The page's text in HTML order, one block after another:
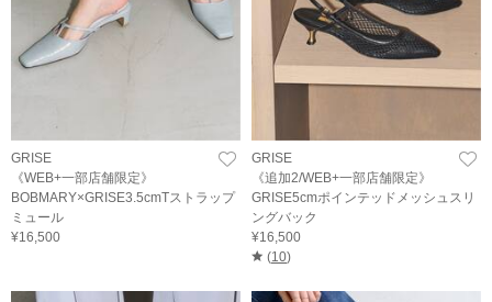
GRISE
《WEB+一部店舗限定》
BOBMARY×GRISE3.5cmTストラップ
ミュール
¥16,500
GRISE
《追加2/WEB+一部店舗限定》
GRISE5cmポインテッドメッシュスリ
ングバック
¥16,500
(10)